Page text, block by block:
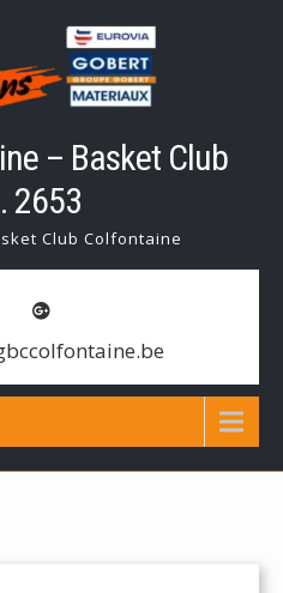
– Basket Club
2653
Club Colfontaine